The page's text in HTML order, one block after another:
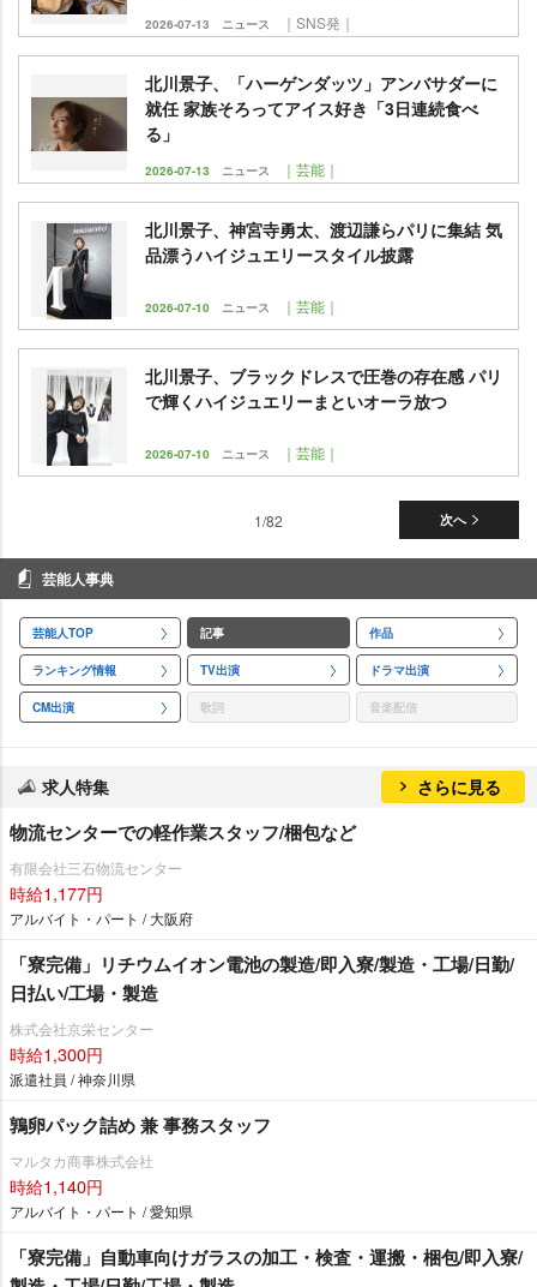
2026-07-13 ニュース ｜SNS発｜
北川景子、「ハーゲンダッツ」アンバサダーに
就任 家族そろってアイス好き「3日連続食べ
る」
2026-07-13 ニュース ｜芸能｜
北川景子、神宮寺勇太、渡辺謙らパリに集結 気
品漂うハイジュエリースタイル披露
2026-07-10 ニュース ｜芸能｜
北川景子、ブラックドレスで圧巻の存在感 パリ
で輝くハイジュエリーまといオーラ放つ
2026-07-10 ニュース ｜芸能｜
次へ
1/82
芸能人事典
芸能人TOP 記事 作品
ランキング情報 TV出演 ドラマ出演
CM出演 歌詞 音楽配信
求人特集 さらに見る
物流センターでの軽作業スタッフ/梱包など
有限会社三石物流センター
時給1,177円
アルバイト・パート / 大阪府
「寮完備」リチウムイオン電池の製造/即入寮/製造・工場/日勤/
日払い/工場・製造
株式会社京栄センター
時給1,300円
派遣社員 / 神奈川県
鶉卵パック詰め 兼 事務スタッフ
マルタカ商事株式会社
時給1,140円
アルバイト・パート / 愛知県
「寮完備」自動車向けガラスの加工・検査・運搬・梱包/即入寮/